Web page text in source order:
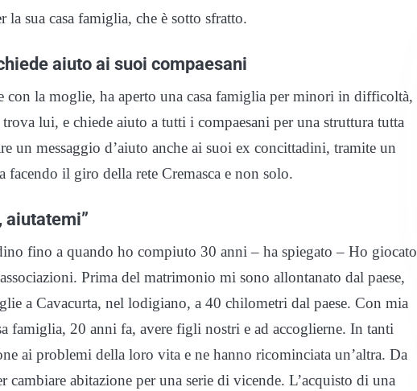
sua casa famiglia, che è sotto sfratto.
aiuto ai suoi compaesani
con la moglie, ha aperto una casa famiglia per minori in difficoltà,
lui, e chiede aiuto a tutti i compaesani per una struttura tutta
un messaggio d’aiuto anche ai suoi ex concittadini, tramite un
facendo il giro della rete Cremasca e non solo.
aiutatemi”
fino a quando ho compiuto 30 anni – ha spiegato – Ho giocato
Prima del matrimonio mi sono allontanato dal paese,
a Cavacurta, nel lodigiano, a 40 chilometri dal paese. Con mia
famiglia, 20 anni fa, avere figli nostri e ad accoglierne. In tanti
ai problemi della loro vita e ne hanno ricominciata un’altra. Da
abitazione per una serie di vicende. L’acquisto di una